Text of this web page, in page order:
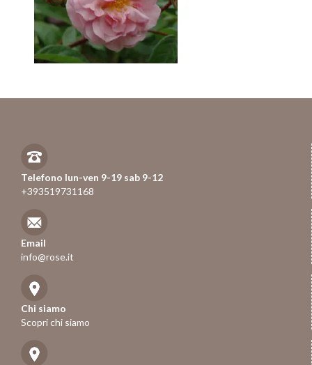
Telefono lun-ven 9-19 sab 9-12
+393519731168
Email
info@rose.it
Chi siamo
Scopri chi siamo